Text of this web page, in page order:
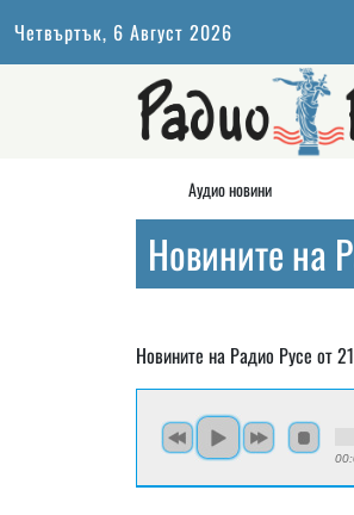
Четвъртък, 6 Август 2026
Аудио новини
Новините на
Новините на Радио Русе от